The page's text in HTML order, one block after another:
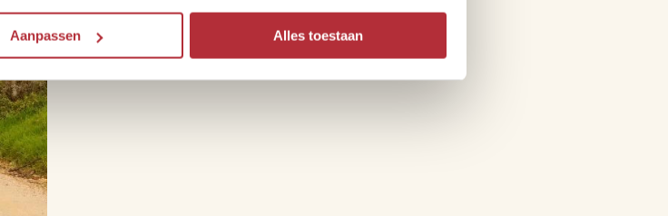
Aanpassen Alles toestaan